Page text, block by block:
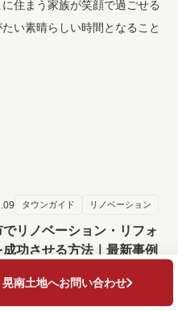
住まう家族が笑顔で過ごせる
い素晴らしい時間となること
タウンガイド リノベーション
でリノベーション・リフォ
成功させる方法｜最新事例
晃南土地へお問い合わせ